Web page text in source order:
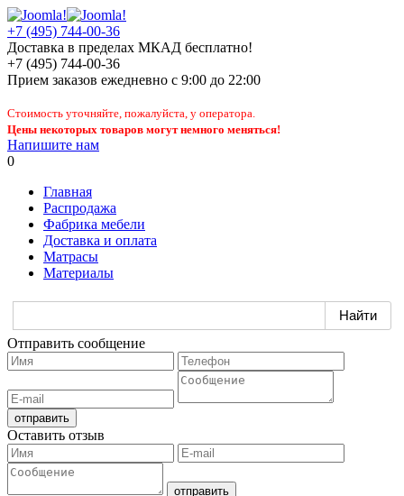
+7 (495) 744-00-36
Доставка в пределах МКАД бесплатно!
+7 (495) 744-00-36
Прием заказов ежедневно с 9:00 до 22:00
Стоимость уточняйте, пожалуйста, у оператора.
Цены некоторых товаров могут немного меняться!
Напишите нам
0
Главная
Распродажа
Фабрика мебели
Доставка и оплата
Матрасы
Материалы
Отправить сообщение
Оставить отзыв